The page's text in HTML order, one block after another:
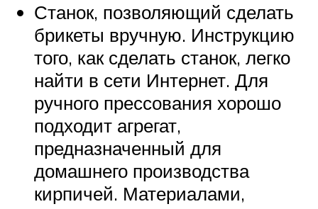
Станок, позволяющий сделать
брикеты вручную. Инструкцию
того, как сделать станок, легко
найти в сети Интернет. Для
ручного прессования хорошо
подходит агрегат,
предназначенный для
домашнего производства
кирпичей. Материалами,